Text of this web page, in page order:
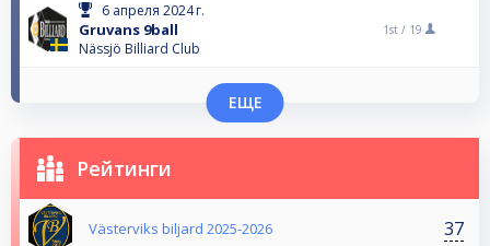
6 апреля 2024 г.
Gruvans 9ball
Nässjö Billiard Club
1st / 19
ЕЩЕ
Рейтинги
Västerviks biljard 2025-2026 37